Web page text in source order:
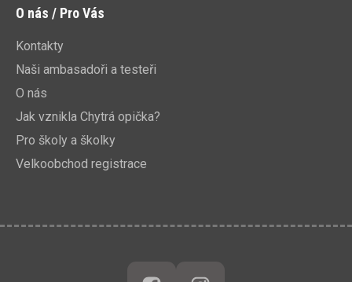
O nás / Pro Vás
Kontakty
Naši ambasadoři a testeři
O nás
Jak vznikla Chytrá opička?
Pro školy a školky
Velkoobchod registrace